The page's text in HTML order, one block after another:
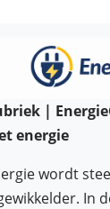
|
energie
wordt
In